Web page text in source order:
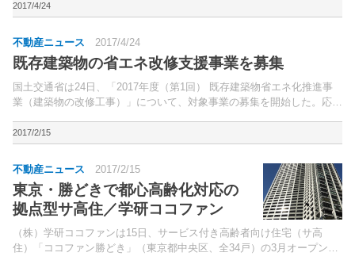
2017/4/24
不動産ニュース 2017/4/24
既存建築物の省エネ改修支援事業を募集
国土交通省は24日、「2017年度（第1回） 既存建築物省エネ化推進事
業（建築物の改修工事）」について、対象事業の募集を開始した。応募
2017/2/15
不動産ニュース 2017/2/15
東京・勝どきで都心高齢化対応の
拠点型サ高住／学研ココファン
（株）学研ココファンは15日、サービス付き高齢者向け住宅（サ高
住）「ココファン勝どき」（東京都中央区、全34戸）の3月オープンに